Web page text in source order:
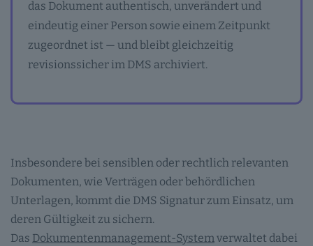
das Dokument authentisch, unverändert und
eindeutig einer Person sowie einem Zeitpunkt
zugeordnet ist — und bleibt gleichzeitig
revisionssicher im DMS archiviert.
Insbesondere bei sensiblen oder rechtlich relevanten
Dokumenten, wie Verträgen oder behördlichen
Unterlagen, kommt die DMS Signatur zum Einsatz, um
deren Gültigkeit zu sichern.
Das Dokumentenmanagement-Systemverwaltet dabei